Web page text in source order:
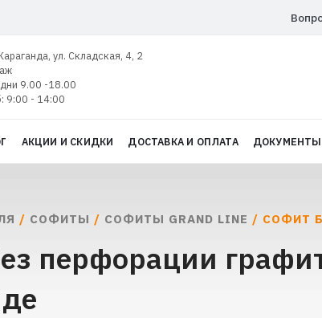
ул. Складская, 4, 2
9.00 -18.00
9:00 - 14:00
АКЦИИ И СКИДКИ ДОСТАВКА И ОПЛАТА ДОКУМЕНТЫ
/ СОФИТЫ / СОФИТЫ GRAND LINE / СОФИТ
перфорации